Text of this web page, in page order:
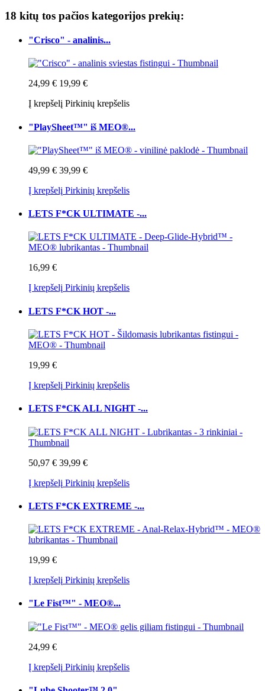
18 kitų tos pačios kategorijos prekių:
"Crisco" - analinis...
24,99 € 19,99 €
Į krepšelį Pirkinių krepšelis
"PlaySheet™" iš MEO®...
49,99 € 39,99 €
Į krepšelį Pirkinių krepšelis
LETS F*CK ULTIMATE -...
16,99 €
Į krepšelį Pirkinių krepšelis
LETS F*CK HOT -...
19,99 €
Į krepšelį Pirkinių krepšelis
LETS F*CK ALL NIGHT -...
50,97 € 39,99 €
Į krepšelį Pirkinių krepšelis
LETS F*CK EXTREME -...
19,99 €
Į krepšelį Pirkinių krepšelis
"Le Fist™" - MEO®...
24,99 €
Į krepšelį Pirkinių krepšelis